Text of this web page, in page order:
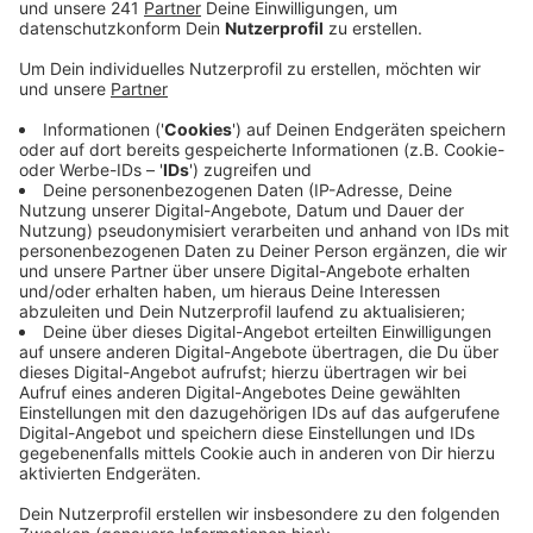
Sprengstoffexplosion, heißt es.
Nachdem ein Mensch auf dem Gelände der
Müllverbrennungsanlage gestern bereits am
Nachmittag geborgen wurde, ist am Abend eine
weitere Person im Krankenhaus an ihren Verletzungen
gestorben. Die Verstorbenen werden jetzt obduziert.
Fünf weitere Menschen gelten noch als vermisst.
Nach wie vor ist es für Rettungskräfte und
Brandermittler nur eingeschränkt möglich, den
Unglücksort zu betreten – das soll sich morgen
ändern. Die Polizei setzt jetzt Drohnen für die Suche
vor Ort ein. Der Einsatz von Feuerwehr und Polizei am
Brandort wird aller Voraussicht nach noch mehrere